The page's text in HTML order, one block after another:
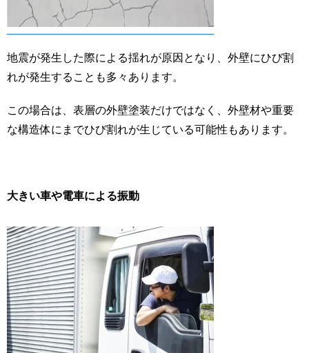
地震が発生した際による揺れが原因となり、外壁にひび割
れが発生することも多々あります。
この場合は、表層の外壁塗装だけではなく、外壁材や重要
な構造体にまでひび割れが生じている可能性もあります。
大きい車や電車による振動